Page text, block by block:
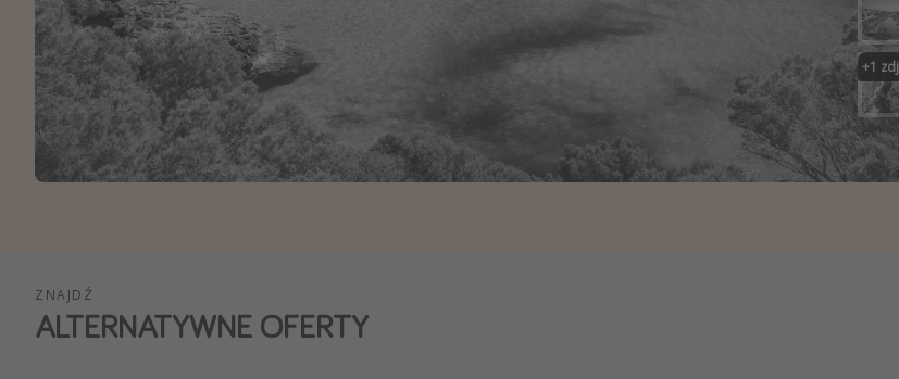
+1
ZNAJDŹ
ALTERNATYWNE OFERTY